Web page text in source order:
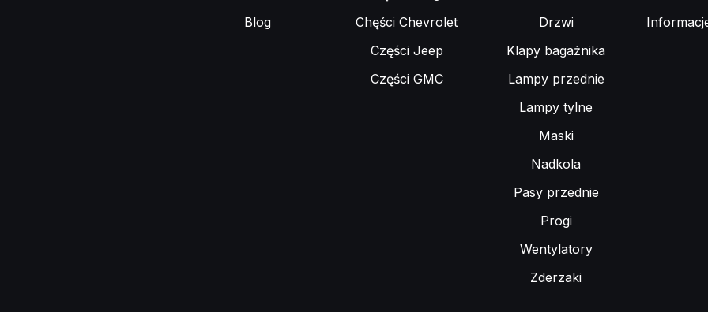
Blog
Chęści Chevrolet
Części Jeep
Części GMC
Drzwi
Klapy bagażnika
Lampy przednie
Lampy tylne
Maski
Nadkola
Pasy przednie
Progi
Wentylatory
Zderzaki